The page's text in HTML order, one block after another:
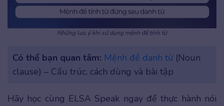
Những lưu ý khi sử dụng mệnh đề tính từ
Có thể bạn quan tâm: Mệnh đề danh từ(Noun
clause) – Cấu trúc, cách dùng và bài tập
Hãy học cùng ELSA Speak ngay để thực hành nói